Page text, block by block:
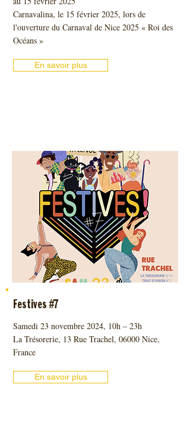
Carnavalina, le 15 février 2025, lors de
l'ouverture du Carnaval de Nice 2025 « Roi des
Océans »
En savoir plus
Festives #7
Samedi 23 novembre 2024, 10h – 23h
La Trésorerie, 13 Rue Trachel, 06000 Nice,
France
En savoir plus